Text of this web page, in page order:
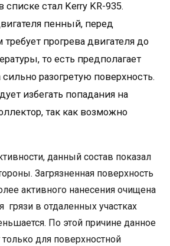
стал Kerry KR-935.
пенный, перед
прогрева двигателя до
то есть предполагает
разогретую поверхность.
избегать попадания на
так как возможно
данный состав показал
Загрязненная поверхность
активного нанесения очищена
грязи в отдаленных участках
По этой причине данное
для поверхностной